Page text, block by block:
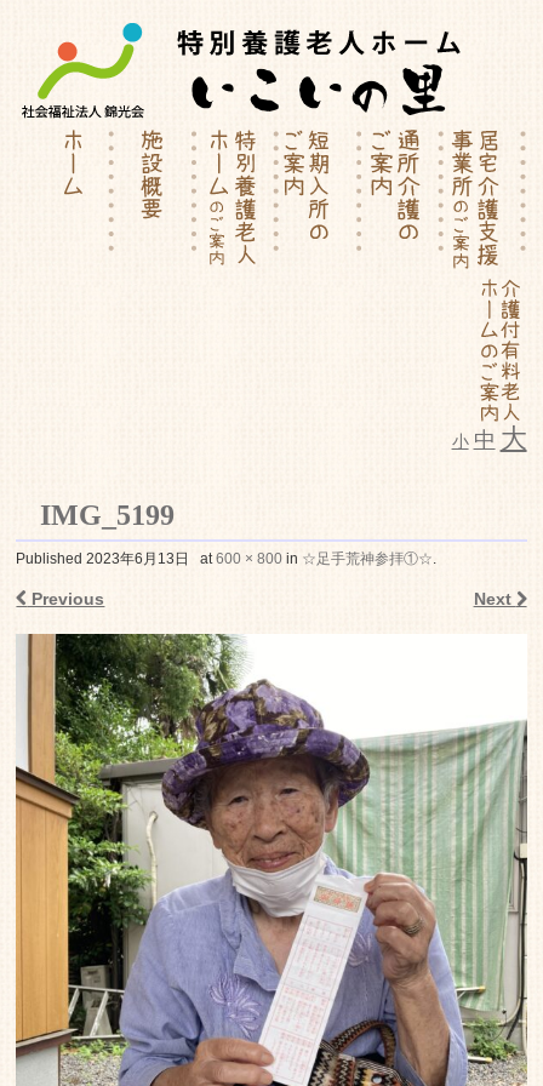
小 中 大
特別養護老人ホーム | 介護付有料
老人ホーム いこいの里
IMG_5199
Published2023年6月13日 at600 × 800 in ☆足手荒神参拝①☆.
Previous Next